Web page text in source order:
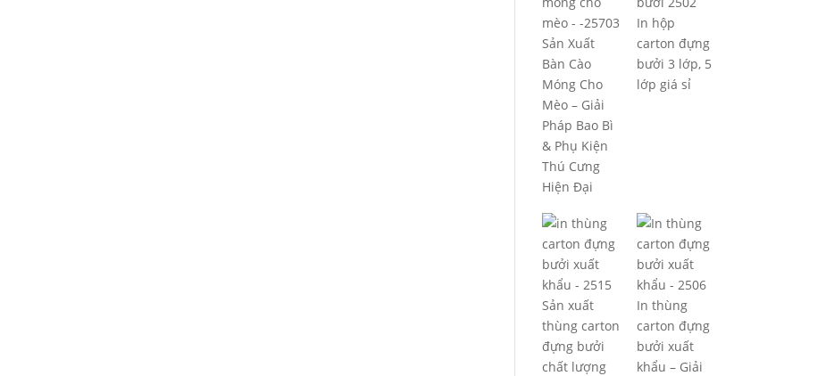
Sản Xuất
Bàn Cào
Móng Cho
Mèo – Giải
Pháp Bao Bì
& Phụ Kiện
Thú Cưng
Hiện Đại
In hộp
carton đựng
bưởi 3 lớp, 5
lớp giá sỉ
Sản xuất
thùng carton
đựng bưởi
chất lượng
In thùng
carton đựng
bưởi xuất
khẩu – Giải